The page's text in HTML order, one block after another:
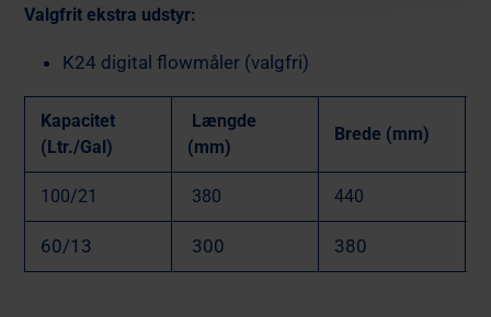
Valgfrit ekstra udstyr:
K24 digital flowmåler (valgfri)
Kapacitet
(Ltr./Gal)
Længde
(mm)
Brede (mm)
100/21 380 440
60/13 300 380